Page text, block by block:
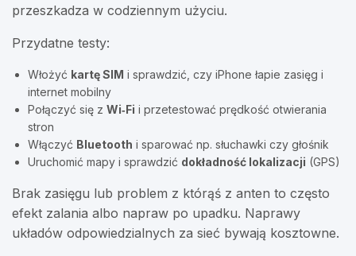
przeszkadza w codziennym użyciu.
Przydatne testy:
Włożyć kartę SIM i sprawdzić, czy iPhone łapie zasięg i
internet mobilny
Połączyć się z Wi‑Fi i przetestować prędkość otwierania
stron
Włączyć Bluetooth i sparować np. słuchawki czy głośnik
Uruchomić mapy i sprawdzić dokładność lokalizacji (GPS)
Brak zasięgu lub problem z którąś z anten to często
efekt zalania albo napraw po upadku. Naprawy
układów odpowiedzialnych za sieć bywają kosztowne.